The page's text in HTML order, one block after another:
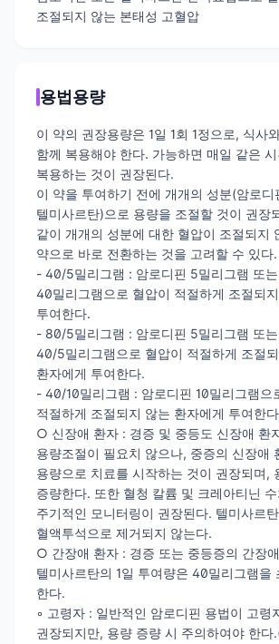
조절되지 않는 본태성 고혈압
용법용량
이 약의 권장용량은 1일 1회 1정으로, 식사
함께 복용해야 한다. 가능하면 매일 같은
복용하는 것이 권장된다.
이 약을 투여하기 전에 개개의 성분(암로디
텔미사르탄)으로 용량을 조절할 것이 권장
같이 개개의 성분에 대한 혈압이 조절되지
약으로 바로 전환하는 것을 고려할 수 있다.
- 40/5밀리그램 : 암로디핀 5밀리그램 또
40밀리그램으로 혈압이 적절하게 조절되
투여한다.
- 80/5밀리그램 : 암로디핀 5밀리그램 또
40/5밀리그램으로 혈압이 적절하게 조절
환자에게 투여한다.
- 40/10밀리그램 : 암로디핀 10밀리그램으
적절하게 조절되지 않는 환자에게 투여한
○ 신장애 환자 : 경증 및 중등도 신장애 환
용량조절이 필요치 않으나, 중증의 신장애
용량으로 치료를 시작하는 것이 권장되며,
증량한다. 또한 혈청 칼륨 및 크레아티닌
주기적인 모니터링이 권장된다. 텔미사르
혈액투석으로 제거되지 않는다.
○ 간장애 환자 : 경증 또는 중등증의 간장
텔미사르탄의 1일 투여량은 40밀리그램을
한다.
◦ 고령자 : 일반적인 암로디핀 용법이 고령
권장되지만, 용량 증량 시 주의하여야 한다